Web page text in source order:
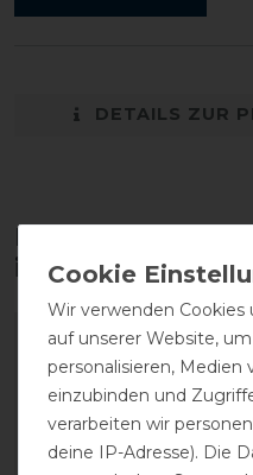
DETAILS ZUR
Diese Produkte
interessieren
Wir verwenden Cookies
auf unserer Website,
personalisieren,
einzubinden und
verarbeiten wir
deine IP-Adresse). Die